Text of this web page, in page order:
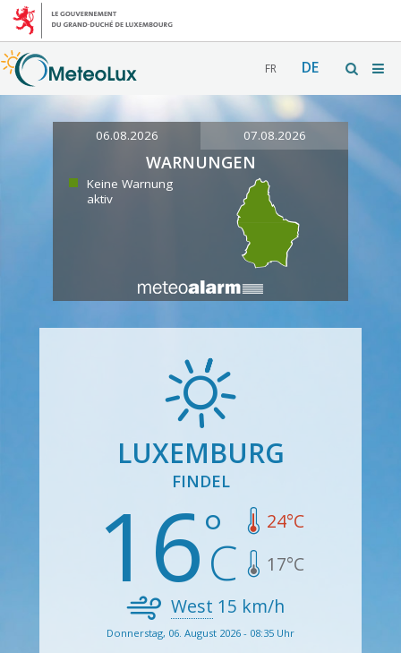
FR DE
06.08.2026 07.08.2026
WARNUNGEN
Keine Warnung
aktiv
LUXEMBURG
FINDEL
16 24°C
17°C
West 15 km/h
Donnerstag, 06. August 2026 - 08:35 Uhr